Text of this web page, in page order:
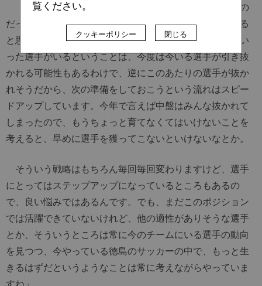
「もちろん今いる選手が大前提で、そこに足りないもの
だったり、より面白い選手を獲りたいという考え方がある
と思うんですよね。徳島で活躍してステップアップしてい
った選手がいるということは、今度は今いる選手が引き抜
かれる可能性もあるわけで、逆にこのあたりの選手が抜か
れそうだから、次の準備をしておこうという流れはスピー
ドアップしています。今年で言えば中盤はみんな抜かれて
しまったので、もうちょっと育てなくてはいけないことを
考えると、早めに選手を獲ってこないといけないなとか。
そういう戦略はもちろん毎回毎回変わりますけど、選手
にとってはステップアップになっているところもあるの
で、良い悩みではあるんです。でも、まだこのポジション
では活躍できていないけれど、他の適性がありそうな選手
とか、そういうところは常に今のチームにいる選手の動向
を見つつ、今やっている徳島のサッカーの中で、もっと生
きるはずだというようなことは常に考えながらやっていま
覧ください。
クッキーポリシー 閉じる